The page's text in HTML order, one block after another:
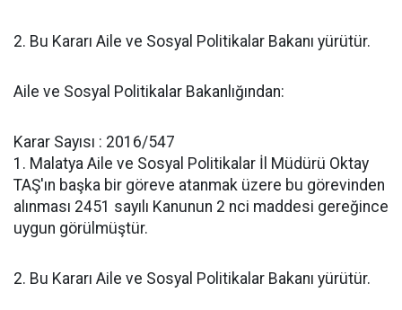
2. Bu Kararı Aile ve Sosyal Politikalar Bakanı yürütür.
Aile ve Sosyal Politikalar Bakanlığından:
Karar Sayısı : 2016/547
1. Malatya Aile ve Sosyal Politikalar İl Müdürü Oktay
TAŞ'ın başka bir göreve atanmak üzere bu görevinden
alınması 2451 sayılı Kanunun 2 nci maddesi gereğince
uygun görülmüştür.
2. Bu Kararı Aile ve Sosyal Politikalar Bakanı yürütür.